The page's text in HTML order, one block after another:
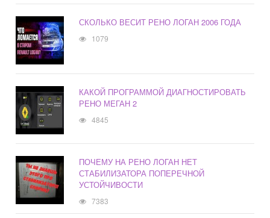
СКОЛЬКО ВЕСИТ РЕНО ЛОГАН 2006 ГОДА
1079
КАКОЙ ПРОГРАММОЙ ДИАГНОСТИРОВАТЬ
РЕНО МЕГАН 2
4845
ПОЧЕМУ НА РЕНО ЛОГАН НЕТ
СТАБИЛИЗАТОРА ПОПЕРЕЧНОЙ
УСТОЙЧИВОСТИ
7383